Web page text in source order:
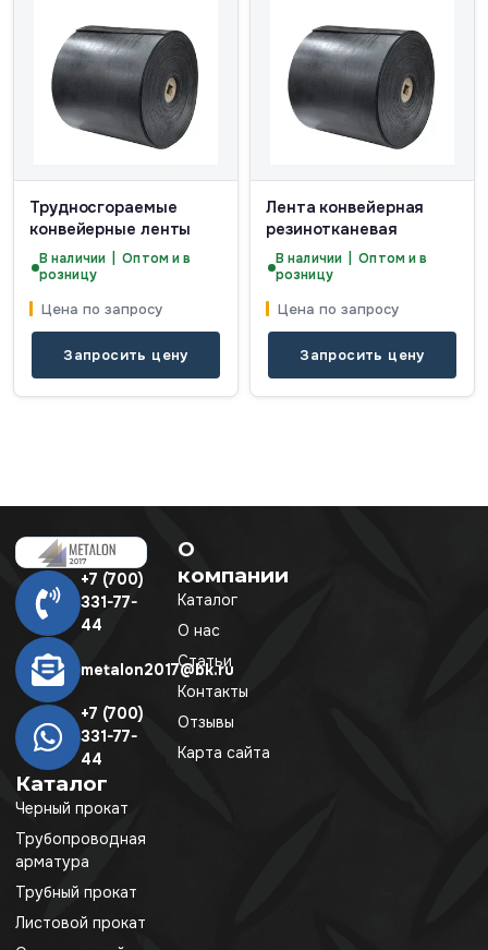
Трудносгораемые
конвейерные ленты
В наличии | Оптом и в
розницу
Цена по запросу
Запросить цену
Лента конвейерная
резинотканевая
В наличии | Оптом и в
розницу
Цена по запросу
Запросить цену
+7 (700)
331-77-
44
metalon2017@bk.ru
+7 (700)
331-77-
44
Каталог
Черный прокат
Трубопроводная
арматура
Трубный прокат
Листовой прокат
О
компании
Каталог
О нас
Статьи
Контакты
Отзывы
Карта сайта